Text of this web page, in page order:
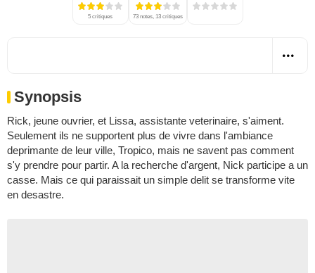
5 critiques 73 notes, 13 critiques
Synopsis
Rick, jeune ouvrier, et Lissa, assistante veterinaire, s'aiment.
Seulement ils ne supportent plus de vivre dans l'ambiance
deprimante de leur ville, Tropico, mais ne savent pas comment
s'y prendre pour partir. A la recherche d'argent, Nick participe a un
casse. Mais ce qui paraissait un simple delit se transforme vite
en desastre.